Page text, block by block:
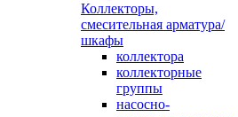
Коллекторы,
смесительная арматура/
шкафы
коллектора
коллекторные
группы
насосно-